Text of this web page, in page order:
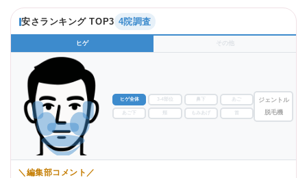
安さランキング TOP3 4院調査
ヒゲ その他
ヒゲ全体 3-4部位 鼻下 あご
あご下 もみあげ
ジェントル
脱毛機
＼編集部コメント／